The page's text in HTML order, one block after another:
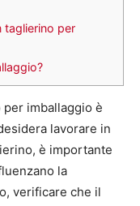
taglierino per
imballaggio è
lavorare in
è importante
la
verificare che il